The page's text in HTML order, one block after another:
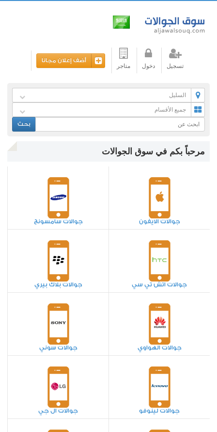
تسجيل دخول متاجر
أضف إعلان مجانا
السليل
جميع الأقسام
بحث
مرحباً بكم في سوق الجوالات
جوالات الايفون جوالات سامسونج
جوالات اتش تي سي جوالات بلاك بيري
جوالات الهواوي جوالات سوني
جوالات لينوفو جوالات ال جي